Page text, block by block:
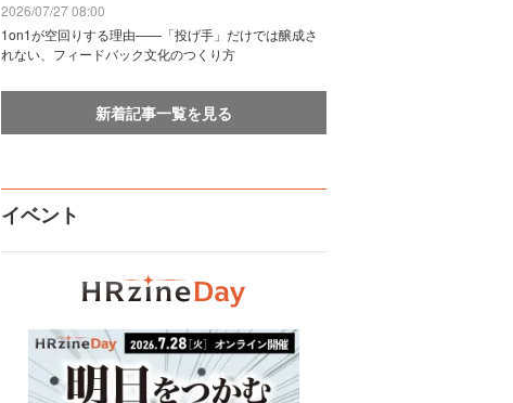
2026/07/27 08:00
1on1が空回りする理由——「投げ手」だけでは醸成さ
れない、フィードバック文化のつくり方
新着記事一覧を見る
イベント